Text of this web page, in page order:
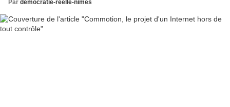
Par democratie-reelle-nimes